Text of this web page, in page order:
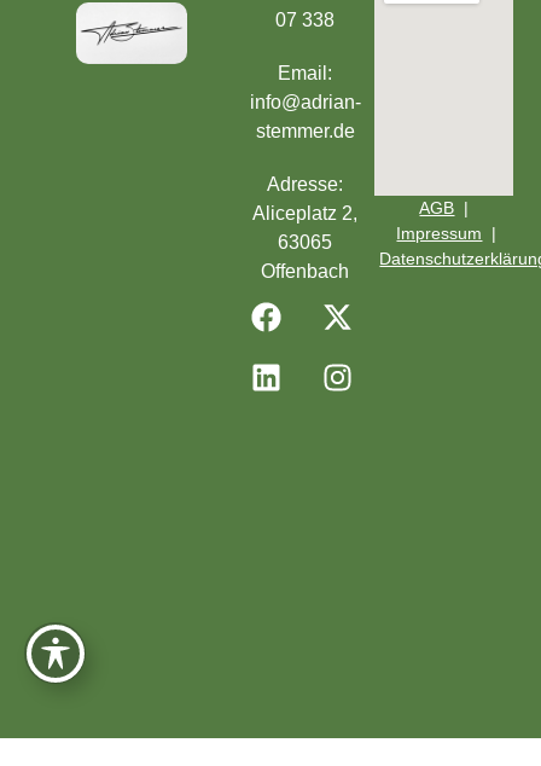
07 338
Email:
info@adrian-
stemmer.de
Adresse:
Aliceplatz 2,
63065
Offenbach
AGB |
Impressum |